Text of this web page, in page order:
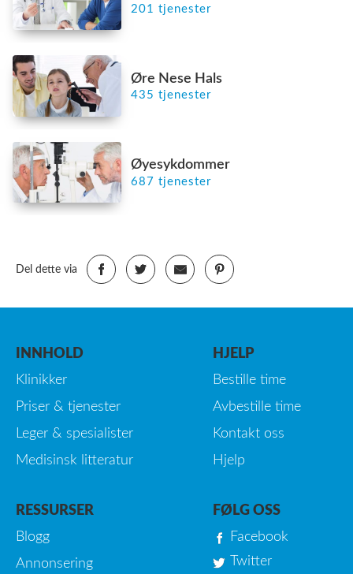
201 tjenester
Øre Nese Hals
435 tjenester
Øyesykdommer
687 tjenester
Del dette via
INNHOLD
Klinikker
Priser & tjenester
Leger & spesialister
Medisinsk litteratur
HJELP
Bestille time
Avbestille time
Kontakt oss
Hjelp
RESSURSER
Blogg
Annonsering
FØLG OSS
Facebook
Twitter